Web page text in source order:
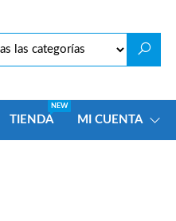
TIENDA
NEW
MI CUENTA